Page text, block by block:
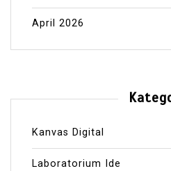
April 2026
Kanvas Digital
Laboratorium Ide